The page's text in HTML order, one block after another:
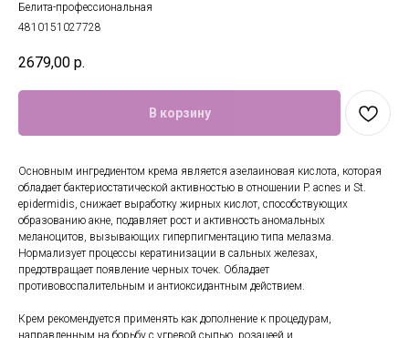
Белита-профессиональная
4810151027728
2679,00 р.
В корзину
Основным ингредиентом крема является азелаиновая кислота, которая
обладает бактериостатической активностью в отношении P. acnes и St.
epidermidis, снижает выработку жирных кислот, способствующих
образованию акне, подавляет рост и активность аномальных
меланоцитов, вызывающих гиперпигментацию типа мелазма.
Нормализует процессы кератинизации в сальных железах,
предотвращает появление черных точек. Обладает
противовоспалительным и антиоксидантным действием.
Крем рекомендуется применять как дополнение к процедурам,